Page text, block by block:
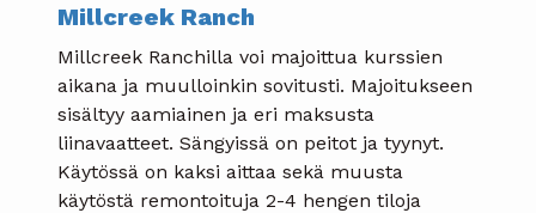
Millcreek Ranch
Millcreek Ranchilla voi majoittua kurssien
aikana ja muulloinkin sovitusti. Majoitukseen
sisältyy aamiainen ja eri maksusta
liinavaatteet. Sängyissä on peitot ja tyynyt.
Käytössä on kaksi aittaa sekä muusta
käytöstä remontoituja 2-4 hengen tiloja